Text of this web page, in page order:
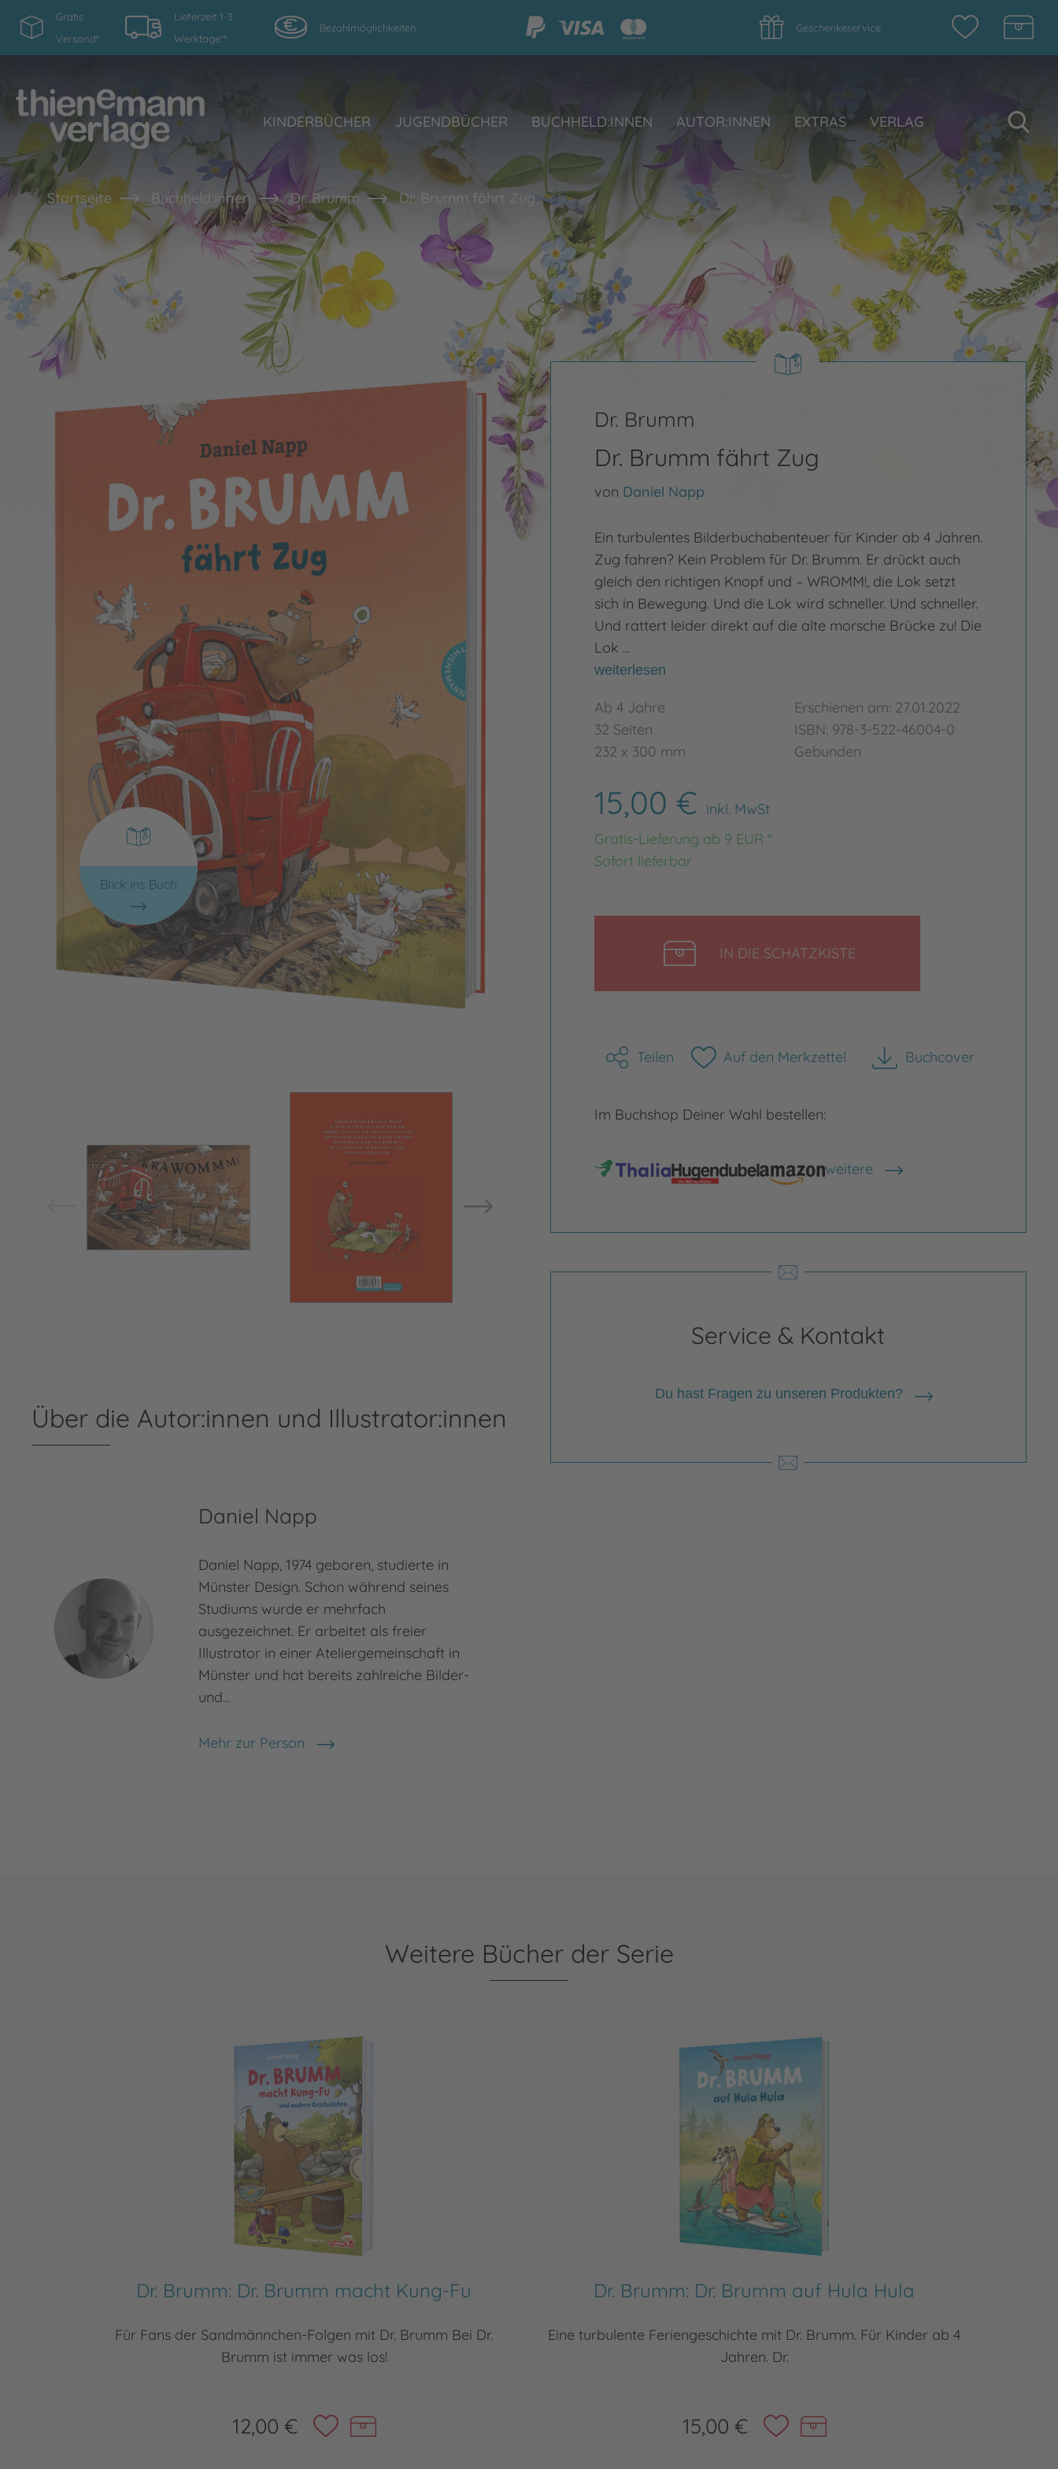
Gratis
Versand*
Lieferzeit 1-3
Werktage**
Bezahlmöglichkeiten Geschenkeservice
KINDERBÜCHER JUGENDBÜCHER BUCHHELD:INNEN AUTOR:INNEN EXTRAS VERLAG
Startseite Buchheld:innen Dr. Brumm Dr. Brumm fährt Zug
Blick ins Buch
Bild vergrößern
Dr. Brumm
Dr. Brumm fährt Zug
von Daniel Napp
Ein turbulentes Bilderbuchabenteuer für Kinder ab 4 Jahren.
Zug fahren? Kein Problem für Dr. Brumm. Er drückt auch
gleich den richtigen Knopf und – WROMM!, die Lok setzt
sich in Bewegung. Und die Lok wird schneller. Und schneller.
Und rattert leider direkt auf die alte morsche Brücke zu! Die
Lok …
weiterlesen
Ab 4 Jahre
32 Seiten
232 x 300 mm
Erschienen am: 27.01.2022
ISBN: 978-3-522-46004-0
Gebunden
15,00 € inkl. MwSt
Gratis-Lieferung ab 9 EUR *
Sofort lieferbar
IN DIE SCHATZKISTE
Teilen Auf den Merkzettel Buchcover
herunterladen
Im Buchshop Deiner Wahl bestellen:
weitere
Shops anzeigen
Service & Kontakt
Du hast Fragen zu unseren Produkten?
Über die Autor:innen und Illustrator:innen
Daniel Napp
Daniel Napp, 1974 geboren, studierte in
Münster Design. Schon während seines
Studiums wurde er mehrfach
ausgezeichnet. Er arbeitet als freier
Illustrator in einer Ateliergemeinschaft in
Münster und hat bereits zahlreiche Bilder-
und…
Mehr zur Person
Daniel Napp
Weitere Bücher der Serie
Dr. Brumm: Dr. Brumm macht Kung-Fu
Für Fans der Sandmännchen-Folgen mit Dr. Brumm Bei Dr.
Brumm ist immer was los!
12,00 €
Dr. Brumm: Dr. Brumm auf Hula Hula
Eine turbulente Feriengeschichte mit Dr. Brumm. Für Kinder ab 4
Jahren. Dr.
15,00 €